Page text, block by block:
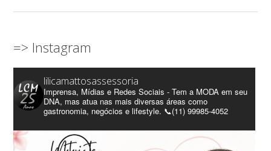
=> Instagram
lilicamattosassessoria
Imprensa, Mídias e Redes Sociais - Tem a MODA em seu
DNA, mas atua nas mais diversas áreas como
gastronomia, negócios e lifestyle. 📞(11) 99985-4052